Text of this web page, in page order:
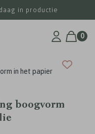
in productie
0
in het papier
boogvorm